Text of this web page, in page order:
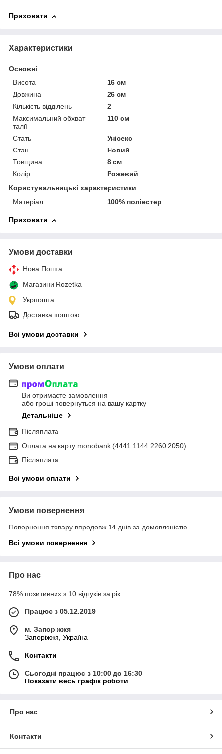
Приховати
Характеристики
Основні
Висота
16 см
Довжина
26 см
Кількість відділень
2
Максимальний обхват
талії
110 см
Стать
Унісекс
Стан
Новий
Товщина
8 см
Колір
Рожевий
Користувальницькі характеристики
Матеріал
100% поліестер
Приховати
Умови доставки
Нова Пошта
Магазини Rozetka
Укрпошта
Доставка поштою
Всі умови доставки
Умови оплати
Ви отримаєте замовлення
або гроші повернуться на вашу картку
Детальніше
Післяплата
Оплата на карту monobank (4441 1144 2260 2050)
Післяплата
Всі умови оплати
Умови повернення
Повернення товару впродовж 14 днів за домовленістю
Всі умови повернення
Про нас
78% позитивних з 10 відгуків за рік
Працює з 05.12.2019
м. Запоріжжя
Запоріжжя, Україна
Контакти
Сьогодні працює з 10:00 до 16:30
Показати весь графік роботи
Про нас
Контакти